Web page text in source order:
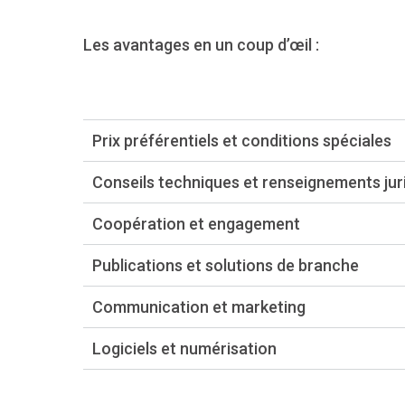
Les avantages en un coup d’œil :
Prix préférentiels et conditions spéciales
Conseils techniques et renseignements
Coopération et engagement
Publications et solutions de branche
Communication et marketing
Logiciels et numérisation